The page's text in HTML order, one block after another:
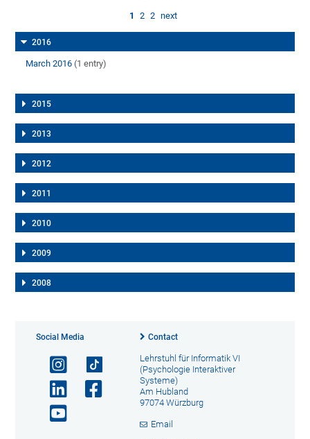
1 2 2 next
2016
March 2016 (1 entry)
2015
2013
2012
2011
2010
2009
2008
Social Media Contact
Lehrstuhl für Informatik VI
(Psychologie Interaktiver
Systeme)
Am Hubland
97074 Würzburg
Email